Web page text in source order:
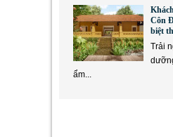
Côn
biệt
Trải
ẩm...